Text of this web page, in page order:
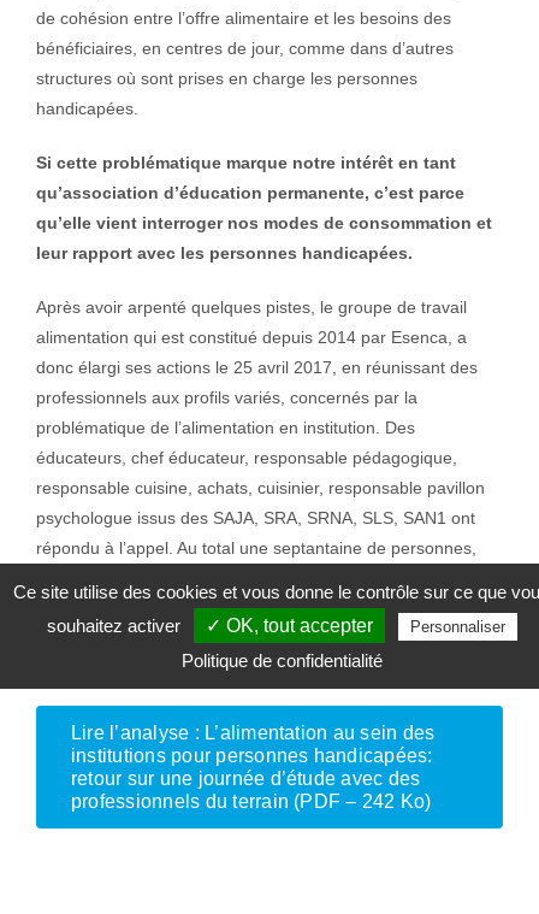
de cohésion entre l’offre alimentaire et les besoins des
bénéficiaires, en centres de jour, comme dans d’autres
structures où sont prises en charge les personnes
handicapées.
Si cette problématique marque notre intérêt en tant
qu’association d’éducation permanente, c’est parce
qu’elle vient interroger nos modes de consommation et
leur rapport avec les personnes handicapées.
Après avoir arpenté quelques pistes, le groupe de travail
alimentation qui est constitué depuis 2014 par Esenca, a
donc élargi ses actions le 25 avril 2017, en réunissant des
professionnels aux profils variés, concernés par la
problématique de l’alimentation en institution. Des
éducateurs, chef éducateur, responsable pédagogique,
responsable cuisine, achats, cuisinier, responsable pavillon
psychologue issus des SAJA, SRA, SRNA, SLS, SAN1 ont
répondu à l’appel. Au total une septantaine de personnes,
Lire l’analyse : L’alimentation au sein des
institutions pour personnes handicapées:
retour sur une journée d’étude avec des
professionnels du terrain (PDF – 242 Ko)
Ce site utilise des cookies et vous donne le contrôle sur ce que
souhaitez activer
✓ OK, tout accepter Personnaliser
Politique de confidentialité